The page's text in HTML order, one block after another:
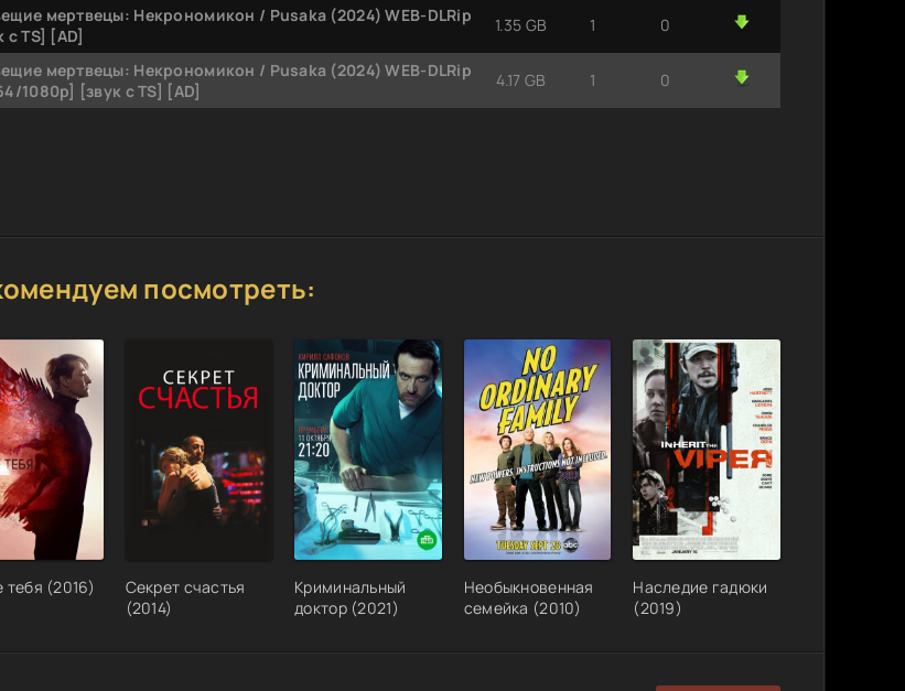
мертвецы: Некрономикон / Pusaka (2024) WEB-DLRip
с TS] [AD]
1.35 GB 1 0
мертвецы: Некрономикон / Pusaka (2024) WEB-DLRip
1080p] [звук с TS] [AD]
4.17 GB 1 0
посмотреть:
тебя (2016)
Секрет счастья
(2014)
Криминальный
доктор (2021)
Необыкновенная
семейка (2010)
Наследие гадюки
(2019)